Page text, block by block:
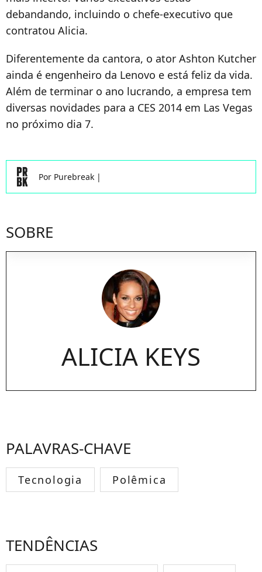
debandando, incluindo o chefe-executivo que
contratou Alicia.
Diferentemente da cantora, o ator Ashton Kutcher
ainda é engenheiro da Lenovo e está feliz da vida.
Além de terminar o ano lucrando, a empresa tem
diversas novidades para a CES 2014 em Las Vegas
no próximo dia 7.
Por Purebreak |
SOBRE
ALICIA KEYS
PALAVRAS-CHAVE
Tecnologia Polêmica
TENDÊNCIAS